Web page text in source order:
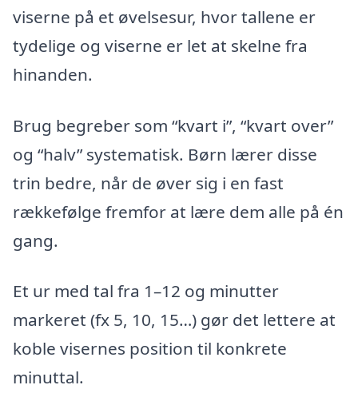
viserne på et øvelsesur, hvor tallene er
tydelige og viserne er let at skelne fra
hinanden.
Brug begreber som “kvart i”, “kvart over”
og “halv” systematisk. Børn lærer disse
trin bedre, når de øver sig i en fast
rækkefølge fremfor at lære dem alle på én
gang.
Et ur med tal fra 1–12 og minutter
markeret (fx 5, 10, 15…) gør det lettere at
koble visernes position til konkrete
minuttal.